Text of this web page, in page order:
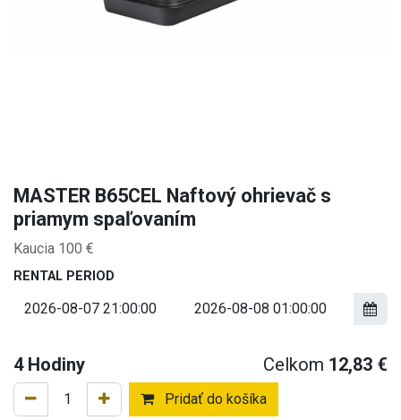
MASTER B65CEL Naftový ohrievač s
priamym spaľovaním
Kaucia 100 €
RENTAL PERIOD
4 Hodiny Celkom 12,83 €
Pridať do košíka